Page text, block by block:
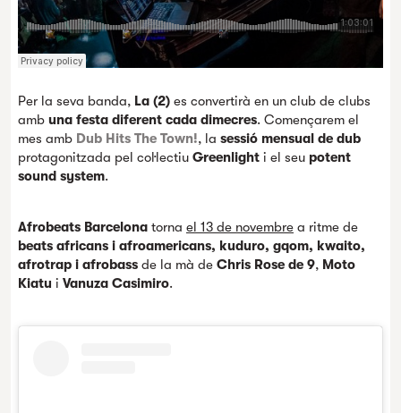
Per la seva banda, La (2) es convertirà en un club de clubs
amb una festa diferent cada dimecres. Començarem el
mes amb Dub Hits The Town!, la sessió mensual de dub
protagonitzada pel col·lectiu Greenlight i el seu potent
sound system.
Afrobeats Barcelona torna el 13 de novembre a ritme de
beats africans i afroamericans, kuduro, gqom, kwaito,
afrotrap i afrobass de la mà de Chris Rose de 9, Moto
Kiatu i Vanuza Casimiro.